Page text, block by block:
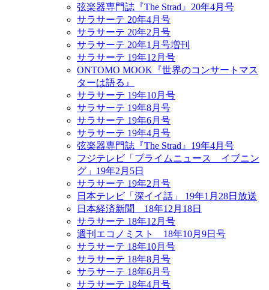
弦楽器専門誌『The Strad』20年4月号
サラサーテ 20年4月号
サラサーテ 20年2月号
サラサーテ 20年1月号増刊
サラサーテ 19年12月号
ONTOMO MOOK『世界のコンサートマス
ターは語る』
サラサーテ 19年10月号
サラサーテ 19年8月号
サラサーテ 19年6月号
サラサーテ 19年4月号
弦楽器専門誌『The Strad』19年4月号
フジテレビ「プライムニュース イブニン
グ」19年2月5日
サラサーテ 19年2月号
日本テレビ「深イイ話」 19年1月28日放送
日本経済新聞 18年12月18日
サラサーテ 18年12月号
週刊エコノミスト 18年10月9日号
サラサーテ 18年10月号
サラサーテ 18年8月号
サラサーテ 18年6月号
サラサーテ 18年4月号